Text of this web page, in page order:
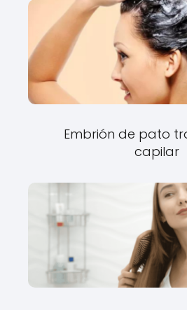
Embrión de pato
capilar